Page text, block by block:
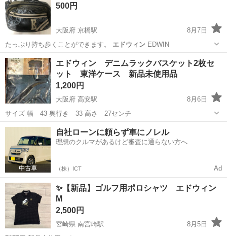
工場のお仕事 ◇コネクタ製造工...
500円
大阪府 京橋駅
8月7日
たっぷり持ち歩くことができます。 エドウィンEDWIN
大阪 大阪市 京橋駅 バッグ エドウィン
エドウィン デニムラックバスケット2枚セ
ット 東洋ケース 新品未使用品
1,200円
大阪府 高安駅
8月6日
サイズ 幅 43 奥行き 33 高さ 27センチ
大阪 八尾市 高安駅 収納家具
自社ローンに頼らず車にノレル
理想のクルマがあるけど審査に通らない方へ
（株）ICT Ad
✨【新品】ゴルフ用ポロシャツ エドウィン
M
2,500円
宮崎県 南宮崎駅
8月5日